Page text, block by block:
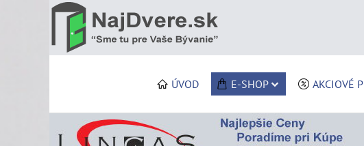
ÚVOD E-SHOP AKCIOVÉ